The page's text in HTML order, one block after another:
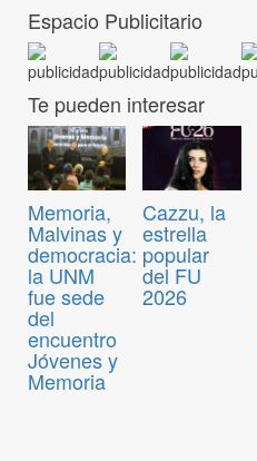
Espacio Publicitario
Te pueden interesar
Memoria,
Malvinas y
democracia:
la UNM
fue sede
del
encuentro
Jóvenes y
Memoria
Cazzu, la
estrella
popular
del FU
2026